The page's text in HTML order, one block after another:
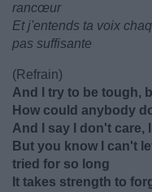
rancœur
Et j'entends ta voix
pas suffisante
(Refrain)
And I try to be tough,
How could anybody
And I say I don't care,
But you know I can't
tried for so long
It takes strength to